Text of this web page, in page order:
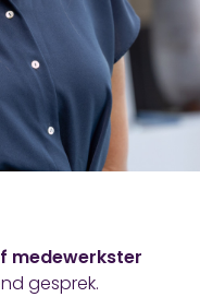
medewerkster
gesprek.